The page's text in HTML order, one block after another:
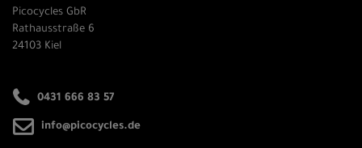
Picocycles GbR
Rathausstraße 6
24103 Kiel
0431 666 83 57
info@picocycles.de